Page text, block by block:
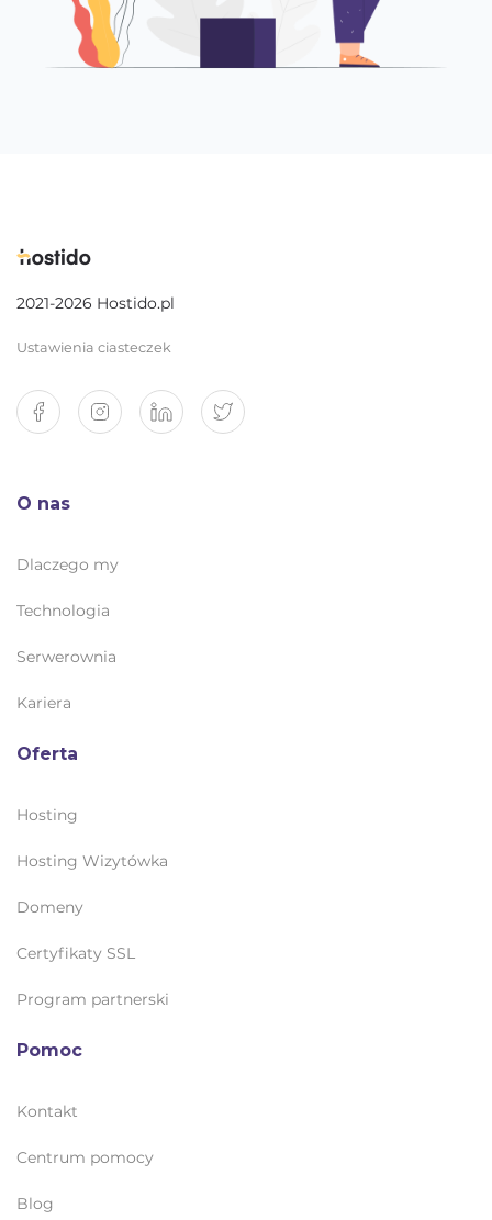
2021-2026 Hostido.pl
Ustawienia ciasteczek
O nas
Dlaczego my
Technologia
Serwerownia
Kariera
Oferta
Hosting
Hosting Wizytówka
Domeny
Certyfikaty SSL
Program partnerski
Pomoc
Kontakt
Centrum pomocy
Blog